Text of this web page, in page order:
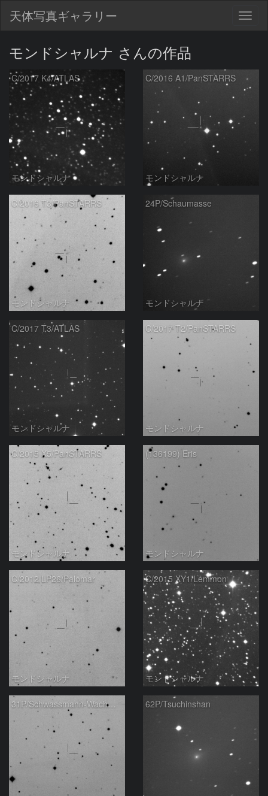
天体写真ギャラリー
モンドシャルナ さんの作品
C/2017 K4/ATLAS
モンドシャルナ
C/2016 A1/PanSTARRS
モンドシャルナ
C/2016 T3/PanSTARRS
モンドシャルナ
24P/Schaumasse
モンドシャルナ
C/2017 T3/ATLAS
モンドシャルナ
C/2017 T2/PanSTARRS
モンドシャルナ
C/2015 X5/PanSTARRS
モンドシャルナ
(136199) Eris
モンドシャルナ
C/2012 LP26/Palomar
モンドシャルナ
C/2015 XY1/Lemmon
モンドシャルナ
31P/Schwassmann-Wachmann 62P/Tsuchinshan